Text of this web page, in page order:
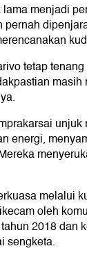
menjadi
tetap
energi,
melalui
oleh
2018 dan
sengketa.